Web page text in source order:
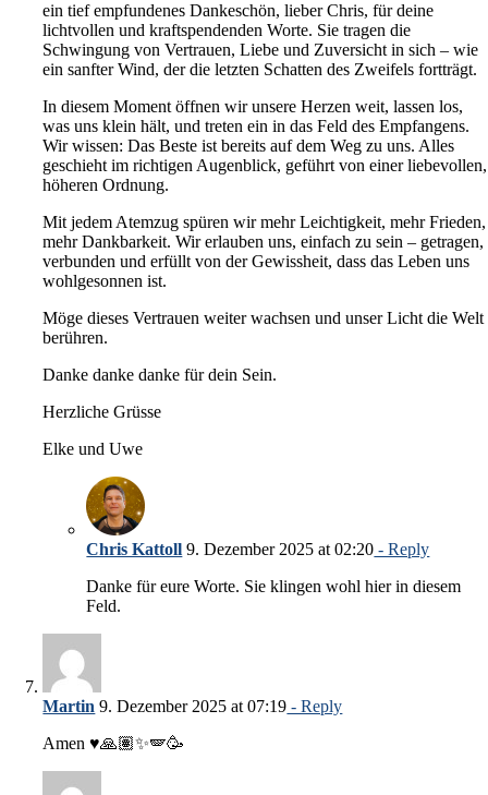
ein tief empfundenes Dankeschön, lieber Chris, für deine
lichtvollen und kraftspendenden Worte. Sie tragen die
Schwingung von Vertrauen, Liebe und Zuversicht in sich – wie
ein sanfter Wind, der die letzten Schatten des Zweifels fortträgt.
In diesem Moment öffnen wir unsere Herzen weit, lassen los,
was uns klein hält, und treten ein in das Feld des Empfangens.
Wir wissen: Das Beste ist bereits auf dem Weg zu uns. Alles
geschieht im richtigen Augenblick, geführt von einer liebevollen,
höheren Ordnung.
Mit jedem Atemzug spüren wir mehr Leichtigkeit, mehr Frieden,
mehr Dankbarkeit. Wir erlauben uns, einfach zu sein – getragen,
verbunden und erfüllt von der Gewissheit, dass das Leben uns
wohlgesonnen ist.
Möge dieses Vertrauen weiter wachsen und unser Licht die Welt
berühren.
Danke danke danke für dein Sein.
Herzliche Grüsse
Elke und Uwe
Chris Kattoll 9. Dezember 2025 at 02:20 - Reply
Danke für eure Worte. Sie klingen wohl hier in diesem
Feld.
Martin 9. Dezember 2025 at 07:19 - Reply
Amen ♥️🙏🏽✨🪽🥳